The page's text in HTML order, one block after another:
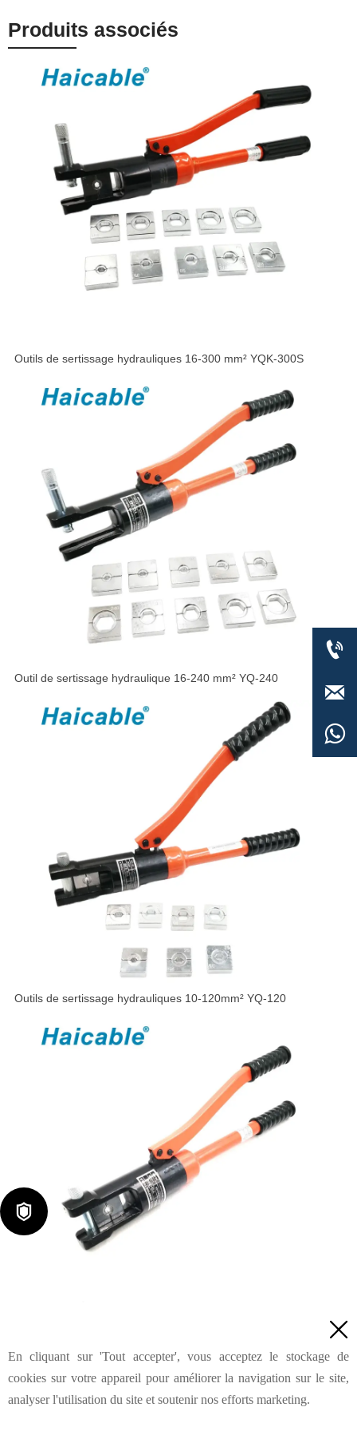
Produits associés
Outils de sertissage hydrauliques 16-300 mm² YQK-300S
Outil de sertissage hydraulique 16-240 mm² YQ-240
Outils de sertissage hydrauliques 10-120mm² YQ-120
Demande de renseignements

En cliquant sur 'Tout accepter', vous acceptez le stockage de
cookies sur votre appareil pour améliorer la navigation sur le site,
analyser l'utilisation du site et soutenir nos efforts marketing.



